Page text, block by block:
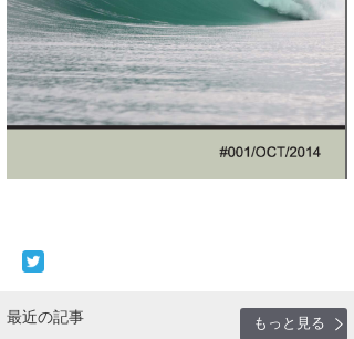
最近の記事
もっと見る